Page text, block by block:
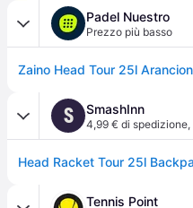
Padel Nuestro
Prezzo più basso
S SmashInn
4,99 € di spedizione,
Tennis Point